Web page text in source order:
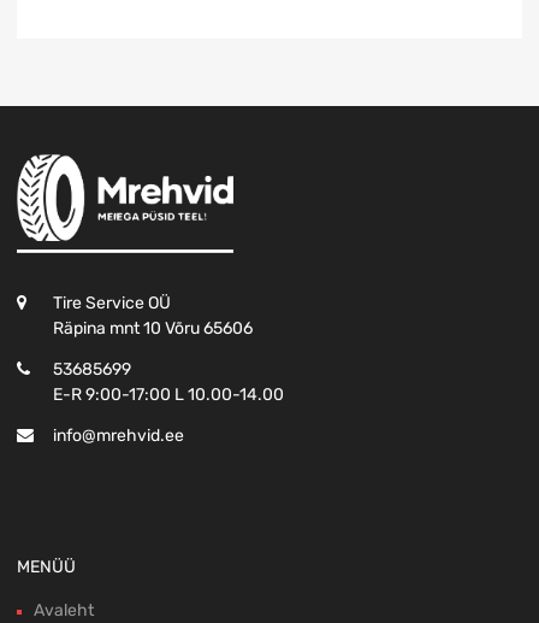
Tire Service OÜ
Räpina mnt 10 Võru 65606
53685699
E-R 9:00-17:00 L 10.00-14.00
info@mrehvid.ee
MENÜÜ
Avaleht